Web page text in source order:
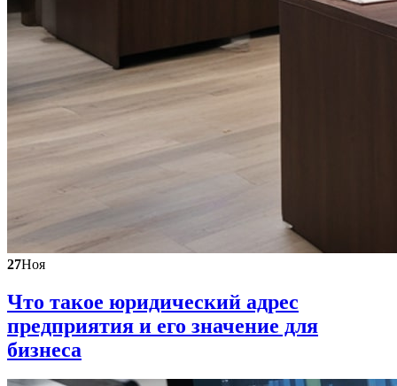
27Ноя
Что такое юридический адрес
предприятия и его значение для
бизнеса